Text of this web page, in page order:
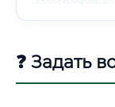
❓ Задать